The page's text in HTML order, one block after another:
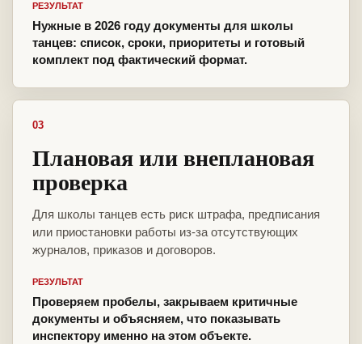
РЕЗУЛЬТАТ
Нужные в 2026 году документы для школы
танцев: список, сроки, приоритеты и готовый
комплект под фактический формат.
03
Плановая или внеплановая
проверка
Для школы танцев есть риск штрафа, предписания
или приостановки работы из-за отсутствующих
журналов, приказов и договоров.
РЕЗУЛЬТАТ
Проверяем пробелы, закрываем критичные
документы и объясняем, что показывать
инспектору именно на этом объекте.